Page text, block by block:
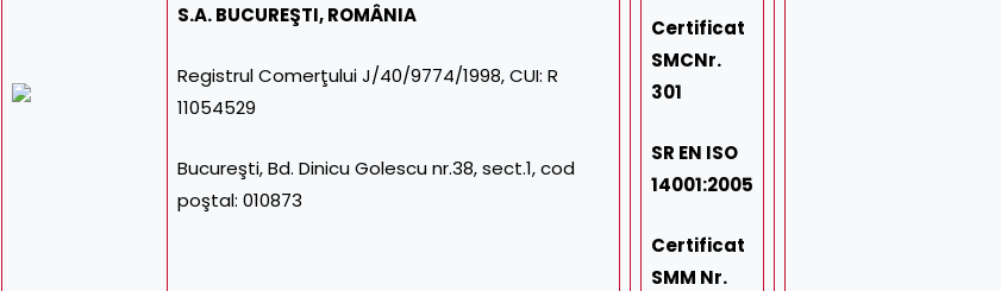
S.A. BUCUREŞTI, ROMÂNIA
Registrul Comerţului J/40/9774/1998, CUI: R
11054529
Bucureşti, Bd. Dinicu Golescu nr.38, sect.1, cod
poştal: 010873
Certificat
SMCNr.
301
SR EN ISO
14001:2005
Certificat
SMM Nr.